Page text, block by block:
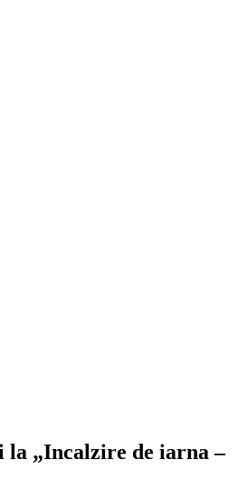
la „Incalzire de iarna –